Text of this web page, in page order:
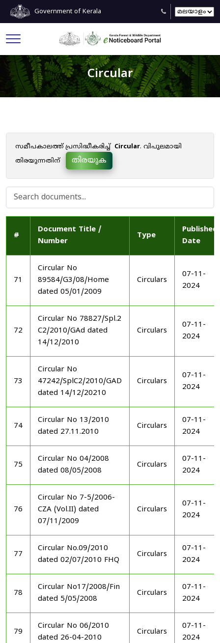
Government of Kerala
Circular
സമീപകാലത്ത് പ്രസിദ്ധീകരിച്ച് Circular. വിപുലമായി
തിരയുന്നതിന്
തിരയുക
#
Document Title /
Number
Type
Published
Date
71
Circular No
89584/G3/08/Home
dated 05/01/2009
Circulars
07-11-
2024
72
Circular No 78827/Spl.2
C2/2010/GAd dated
14/12/2010
Circulars
07-11-
2024
73
Circular No
47242/SplC2/2010/GAD
dated 14/12/20210
Circulars
07-11-
2024
74
Circular No 13/2010
dated 27.11.2010
Circulars
07-11-
2024
75
Circular No 04/2008
dated 08/05/2008
Circulars
07-11-
2024
76
Circular No 7-5/2006-
CZA (Vol.II) dated
07/11/2009
Circulars
07-11-
2024
77
Circular No.09/2010
dated 02/07/2010 FHQ
Circulars
07-11-
2024
78
Circular No17/2008/Fin
dated 5/05/2008
Circulars
07-11-
2024
79
Circular No 06/2010
dated 26-04-2010
Circulars
07-11-
2024